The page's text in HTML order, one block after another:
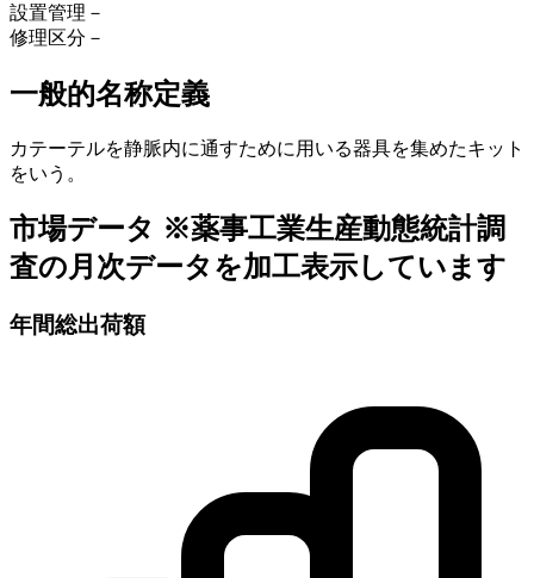
設置管理 －
修理区分 －
一般的名称定義
カテーテルを静脈内に通すために用いる器具を集めたキット
をいう。
市場データ ※薬事工業生産動態統計調
査の月次データを加工表示しています
年間総出荷額